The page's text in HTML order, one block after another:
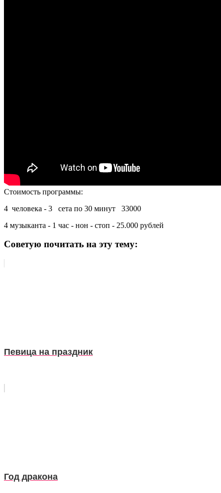
Стоимость программы:
4 человека - 3 сета по 30 минут 33000
4 музыканта - 1 час - нон - стоп - 25.000 рублей
Советую почитать на эту тему:
Певица на праздник
Год дракона